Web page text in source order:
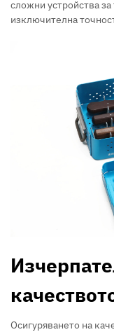
сложни устройства
изключителна
Осигуряването на